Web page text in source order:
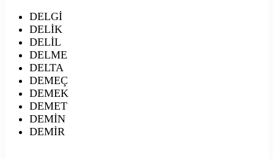
DELGİ
DELİK
DELİL
DELME
DELTA
DEMEÇ
DEMEK
DEMET
DEMİN
DEMİR